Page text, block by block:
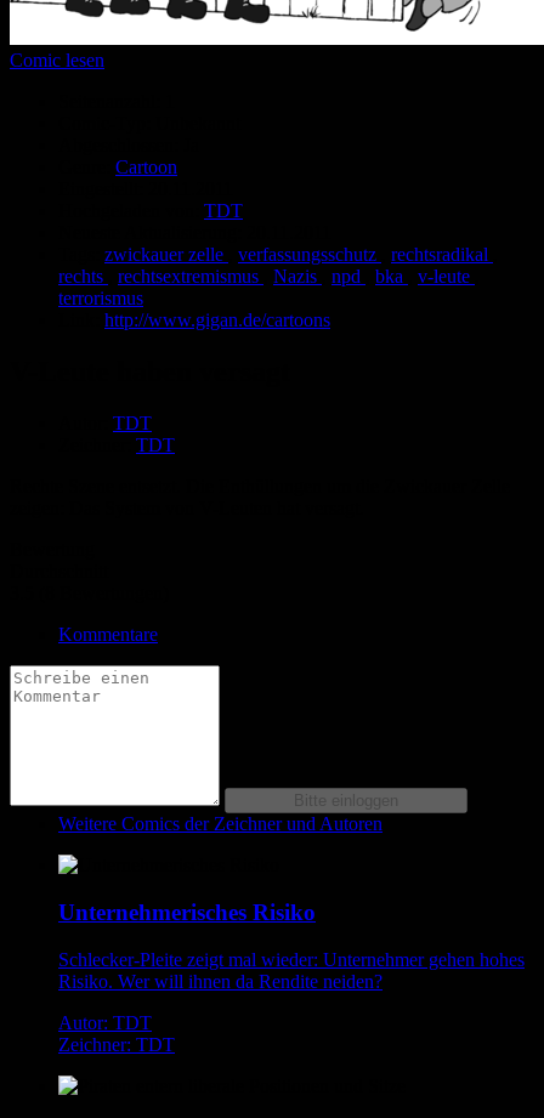
Comic lesen
Cartoon
TDT
zwickauer zelle verfassungsschutz rechtsradikal
rechts
rechtsextremismus Nazis npd bka v-leute
terrorismus
http://www.gigan.de/cartoons
TDT
TDT
Kommentare
Weitere Comics der Zeichner und Autoren
Unternehmerisches Risiko
Schlecker-Pleite zeigt mal wieder: Unternehmer gehen hohes
Risiko. Wer will ihnen da Rendite neiden?
Autor: TDT
Zeichner: TDT